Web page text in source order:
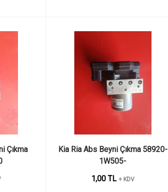
Çıkma
Kia Ria Abs Beyni Çıkma 58920-
1W505-
1,00 TL + KDV